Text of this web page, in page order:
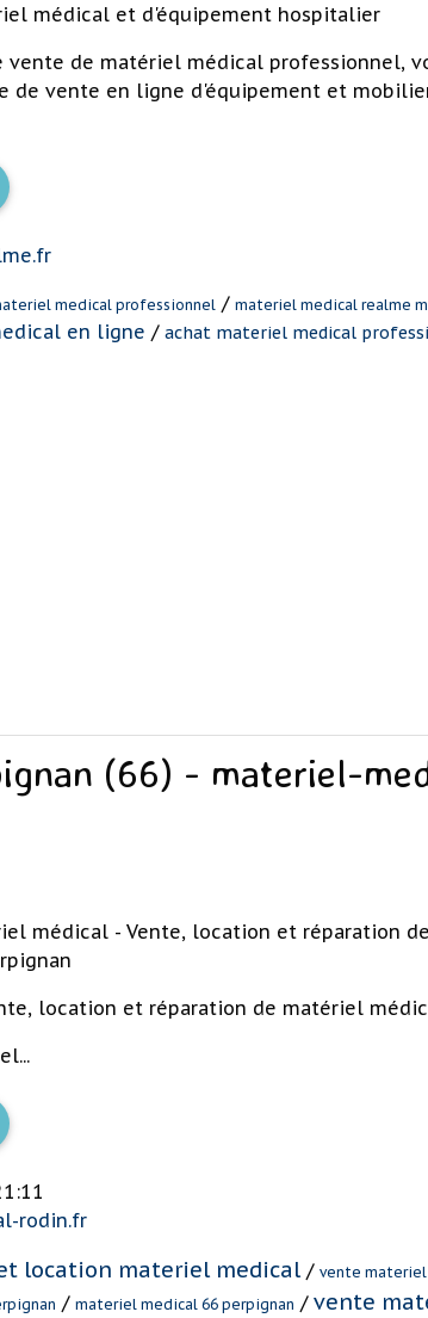
médical et d'équipement hospitalier
vente de matériel médical professionnel,
de vente en ligne d'équipement et
medical professionnel / materiel medical realme
en ligne / achat materiel medical
(66) - materiel-
médical - Vente, location et réparation
location et réparation de matériel
rodin.fr
location materiel medical / vente
/ materiel medical 66 perpignan / vente